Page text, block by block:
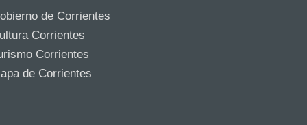
de Corrientes
Corrientes
Corrientes
de Corrientes